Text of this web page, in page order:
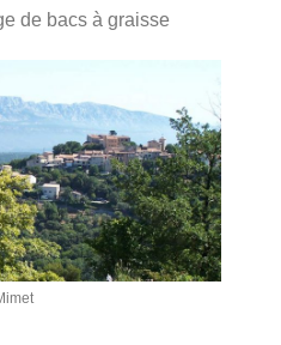
de bacs à graisse